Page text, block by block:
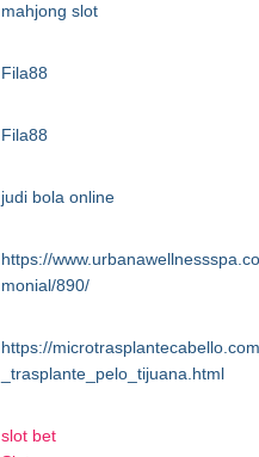
mahjong slot
Fila88
Fila88
judi bola online
https://
monial/890/
https://
_trasplante_pelo_tijuana.html
slot bet